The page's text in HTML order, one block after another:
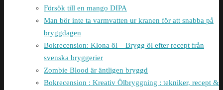
Försök till en mango DIPA
Man bör inte ta varmvatten ur kranen för att snabba på
bryggdagen
Bokrecension: Klona öl – Brygg öl efter recept från
svenska bryggerier
Zombie Blood är äntligen bryggd
Bokrecension : Kreativ Ölbryggning : tekniker, recept &